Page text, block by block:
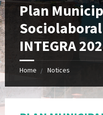
Plan
Sociolaboral
INTEGRA
Home Notices